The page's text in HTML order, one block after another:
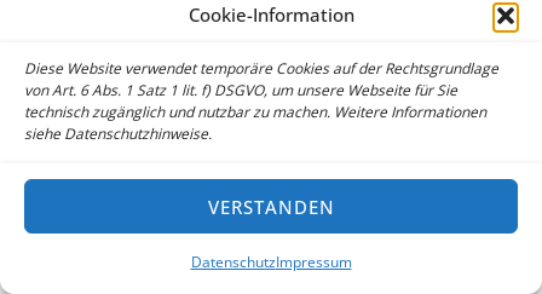
Cookie-Information
Diese Website verwendet temporäre Cookies auf der Rechtsgrundlage
von Art. 6 Abs. 1 Satz 1 lit. f) DSGVO, um unsere Webseite für Sie
technisch zugänglich und nutzbar zu machen. Weitere Informationen
siehe Datenschutzhinweise.
VERSTANDEN
DatenschutzImpressum